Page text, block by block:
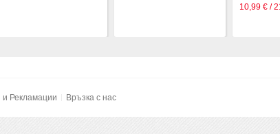
10,99 € /
и Рекламации Връзка с нас